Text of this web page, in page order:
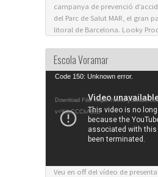
campanya de prevenció
del Parc de Salut MAR, el gran
litoral de Barcelona. Looky
Escola Voramar
Video
Code 150: Unknown error.
Download File: https://
v=YdoCCCkA8cE
Veu en off del vídeo de